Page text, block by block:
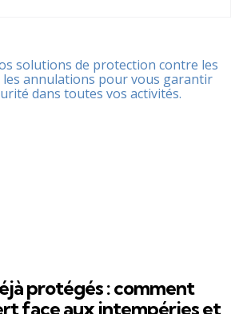
protégés : comment
face aux intempéries et